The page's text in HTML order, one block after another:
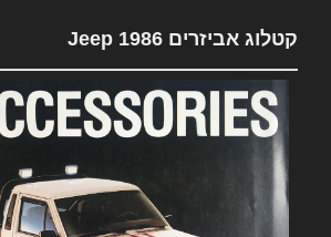
קטלוג אביזרים Jeep 1986